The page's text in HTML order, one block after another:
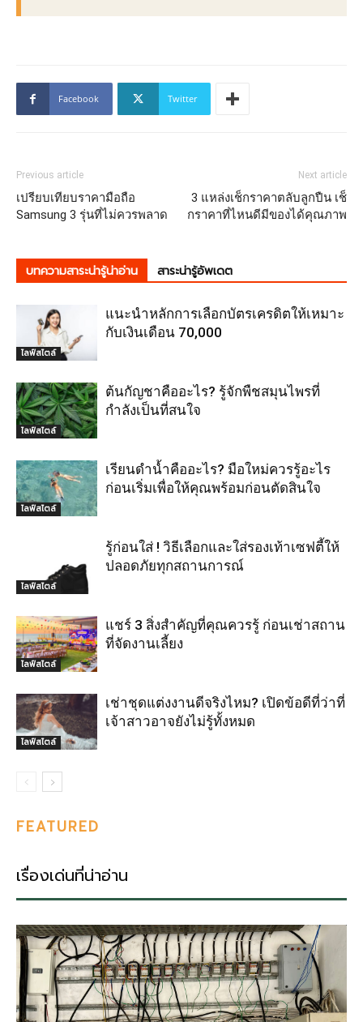
Facebook Twitter
Previous article
เปรียบเทียบราคามือถือ
Samsung 3 รุ่นที่ไม่ควรพลาด
Next article
3 แหล่งเช็กราคาตลับลูกปืน เช็
กราคาที่ไหนดีมีของได้คุณภาพ
บทความสาระน่ารู้น่าอ่าน สาระน่ารู้อัพเดต
ไลฟ์สไตล์
แนะนำหลักการเลือกบัตรเครดิตให้เหมาะ
กับเงินเดือน 70,000
ไลฟ์สไตล์
ต้นกัญชาคืออะไร? รู้จักพืชสมุนไพรที่
กำลังเป็นที่สนใจ
ไลฟ์สไตล์
เรียนดำน้ำคืออะไร? มือใหม่ควรรู้อะไร
ก่อนเริ่มเพื่อให้คุณพร้อมก่อนตัดสินใจ
ไลฟ์สไตล์
รู้ก่อนใส่ ! วิธีเลือกและใส่รองเท้าเซฟตี้ให้
ปลอดภัยทุกสถานการณ์
ไลฟ์สไตล์
แชร์ 3 สิ่งสำคัญที่คุณควรรู้ ก่อนเช่าสถาน
ที่จัดงานเลี้ยง
ไลฟ์สไตล์
เช่าชุดแต่งงานดีจริงไหม? เปิดข้อดีที่ว่าที่
เจ้าสาวอาจยังไม่รู้ทั้งหมด
FEATURED
เรื่องเด่นที่น่าอ่าน